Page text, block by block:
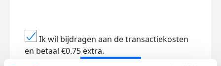
Ik wil bijdragen aan de transactiekosten
en betaal €0.75 extra.